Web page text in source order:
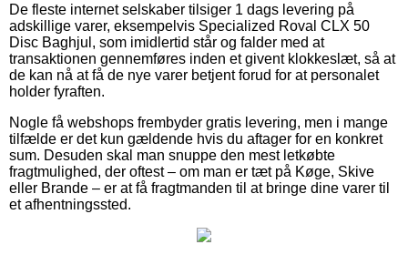
De fleste internet selskaber tilsiger 1 dags levering på
adskillige varer, eksempelvis Specialized Roval CLX 50
Disc Baghjul, som imidlertid står og falder med at
transaktionen gennemføres inden et givent klokkeslæt, så at
de kan nå at få de nye varer betjent forud for at personalet
holder fyraften.
Nogle få webshops frembyder gratis levering, men i mange
tilfælde er det kun gældende hvis du aftager for en konkret
sum. Desuden skal man snuppe den mest letkøbte
fragtmulighed, der oftest – om man er tæt på Køge, Skive
eller Brande – er at få fragtmanden til at bringe dine varer til
et afhentningssted.